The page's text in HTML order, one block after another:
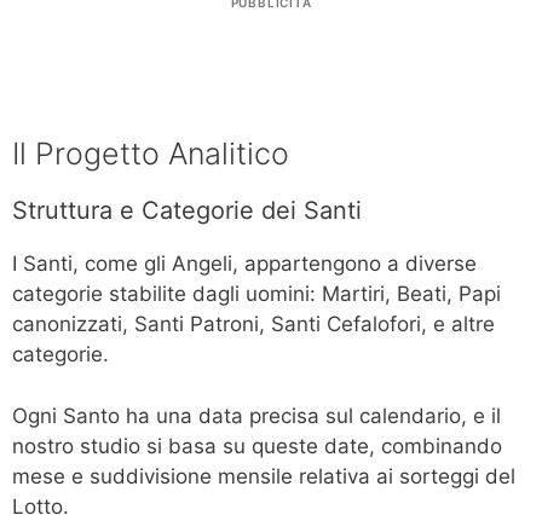
Il Progetto Analitico
Struttura e Categorie dei Santi
I Santi, come gli Angeli, appartengono a diverse
categorie stabilite dagli uomini: Martiri, Beati, Papi
canonizzati, Santi Patroni, Santi Cefalofori, e altre
categorie.
Ogni Santo ha una data precisa sul calendario, e il
nostro studio si basa su queste date, combinando
mese e suddivisione mensile relativa ai sorteggi del
Lotto.